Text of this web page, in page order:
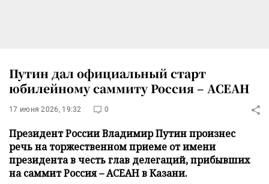
Путин дал официальный старт
юбилейному саммиту Россия – АСЕАН
17 июня 2026, 19:32 0
Президент России Владимир Путин произнес
речь на торжественном приеме от имени
президента в честь глав делегаций, прибывших
на саммит Россия – АСЕАН в Казани.